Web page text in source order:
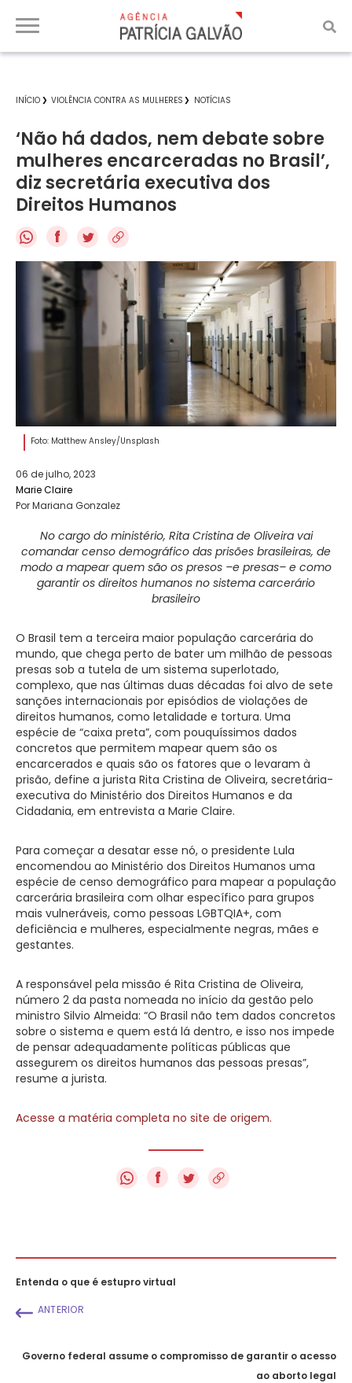
INÍCIO VIOLÊNCIA CONTRA AS MULHERES NOTÍCIAS
‘Não há dados, nem debate sobre
mulheres encarceradas no Brasil’,
diz secretária executiva dos
Direitos Humanos
f
Foto: Matthew Ansley/Unsplash
06 de julho, 2023
Marie Claire
Por Mariana Gonzalez
No cargo do ministério, Rita Cristina de Oliveira vai
comandar censo demográfico das prisões brasileiras, de
modo a mapear quem são os presos –e presas– e como
garantir os direitos humanos no sistema carcerário
brasileiro
O Brasil tem a terceira maior população carcerária do
mundo, que chega perto de bater um milhão de pessoas
presas sob a tutela de um sistema superlotado,
complexo, que nas últimas duas décadas foi alvo de sete
sanções internacionais por episódios de violações de
direitos humanos, como letalidade e tortura. Uma
espécie de “caixa preta”, com pouquíssimos dados
concretos que permitem mapear quem são os
encarcerados e quais são os fatores que o levaram à
prisão, define a jurista Rita Cristina de Oliveira, secretária-
executiva do Ministério dos Direitos Humanos e da
Cidadania, em entrevista a Marie Claire.
Para começar a desatar esse nó, o presidente Lula
encomendou ao Ministério dos Direitos Humanos uma
espécie de censo demográfico para mapear a população
carcerária brasileira com olhar específico para grupos
mais vulneráveis, como pessoas LGBTQIA+, com
deficiência e mulheres, especialmente negras, mães e
gestantes.
A responsável pela missão é Rita Cristina de Oliveira,
número 2 da pasta nomeada no início da gestão pelo
ministro Silvio Almeida: “O Brasil não tem dados concretos
sobre o sistema e quem está lá dentro, e isso nos impede
de pensar adequadamente políticas públicas que
assegurem os direitos humanos das pessoas presas”,
resume a jurista.
Acesse a matéria completa no site de origem.
f
Entenda o que é estupro virtual
ANTERIOR
Governo federal assume o compromisso de garantir o acesso
ao aborto legal